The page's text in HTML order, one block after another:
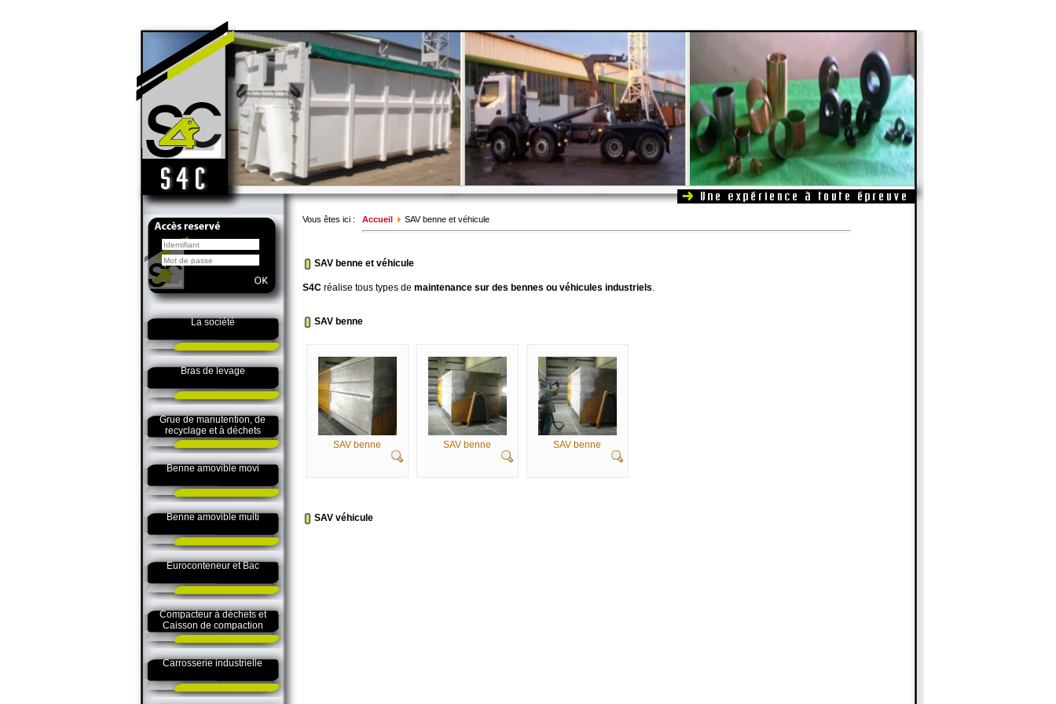
La société
Bras de levage
Grue de manutention, de
recyclage et à déchets
Benne amovible movi
Benne amovible multi
Euroconteneur et Bac
Compacteur à déchets et
Caisson de compaction
Carrosserie industrielle
Vous êtes ici : Accueil SAV benne et véhicule
SAV benne et véhicule
S4C réalise tous types de maintenance sur des bennes ou véhicules industriels.
SAV benne
SAV benne SAV benne SAV benne
SAV véhicule